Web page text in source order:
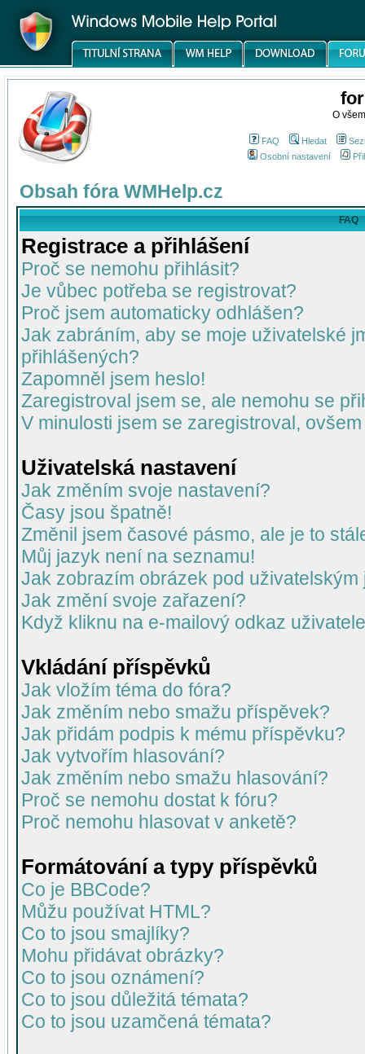
O
FAQ Hledat
Osobní nastavení
Obsah fóra WMHelp.cz
FAQ
Registrace a přihlášení
Proč se nemohu přihlásit?
Je vůbec potřeba se registrovat?
Proč jsem automaticky odhlášen?
Jak zabráním, aby se moje uživatelské
přihlášených?
Zapomněl jsem heslo!
Zaregistroval jsem se, ale nemohu se
V minulosti jsem se zaregistroval,
Uživatelská nastavení
Jak změním svoje nastavení?
Časy jsou špatně!
Změnil jsem časové pásmo, ale je to
Můj jazyk není na seznamu!
Jak zobrazím obrázek pod uživatelským
Jak změní svoje zařazení?
Když kliknu na e-mailový odkaz
Vkládání příspěvků
Jak vložím téma do fóra?
Jak změním nebo smažu příspěvek?
Jak přidám podpis k mému příspěvku?
Jak vytvořím hlasování?
Jak změním nebo smažu hlasování?
Proč se nemohu dostat k fóru?
Proč nemohu hlasovat v anketě?
Formátování a typy příspěvků
Co je BBCode?
Můžu používat HTML?
Co to jsou smajlíky?
Mohu přidávat obrázky?
Co to jsou oznámení?
Co to jsou důležitá témata?
Co to jsou uzamčená témata?